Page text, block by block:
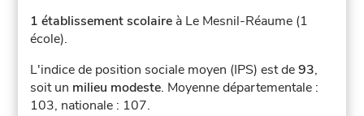
1 établissement scolaire à Le Mesnil-Réaume (1
école).
L'indice de position sociale moyen (IPS) est de93,
soit un milieu modeste. Moyenne départementale :
103, nationale : 107.